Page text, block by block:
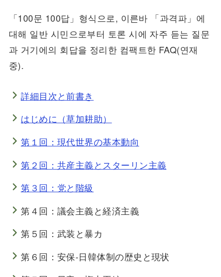
「100문 100답」형식으로, 이른바 「과격파」에
대해 일반 시민으로부터 토론 시에 자주 듣는 질문
과 거기에의 회답을 정리한 컴팩트한 FAQ(연재
중).
詳細目次と前書き
はじめに（草加耕助）
第１回：現代世界の基本動向
第２回：共産主義とスターリン主義
第３回：党と階級
第４回：議会主義と経済主義
第５回：武装と暴カ
第６回：安保-日韓体制の歴史と現状